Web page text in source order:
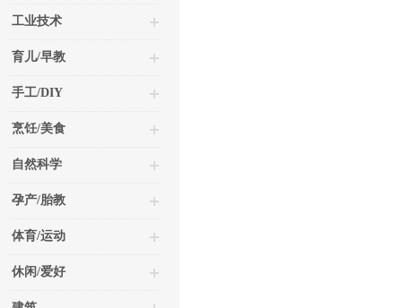
工业技术
育儿/早教
手工/DIY
烹饪/美食
自然科学
孕产/胎教
体育/运动
休闲/爱好